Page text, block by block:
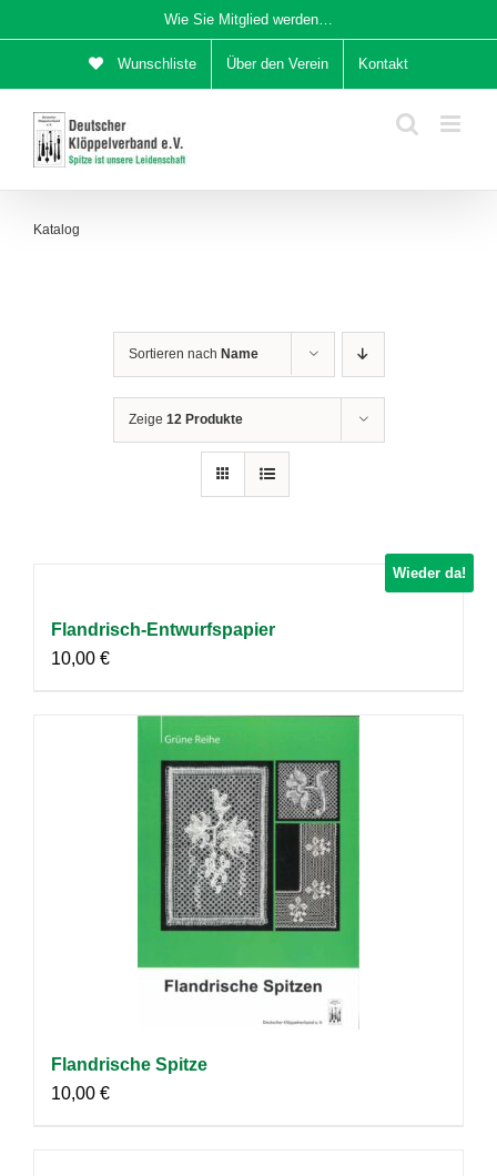
Inhalt
Wie Sie Mitglied werden…
Wunschliste Über den Verein Kontakt
Katalog
Sortieren nach Name
Zeige 12 Produkte
Wieder da!
Flandrisch-Entwurfspapier
10,00 €
Flandrische Spitze
10,00 €